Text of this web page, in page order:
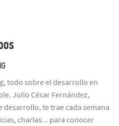
todo sobre el desarrollo en
Julio César Fernández,
desarrollo, te trae cada semana
charlas... para conocer